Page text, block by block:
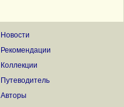
Новости
Рекомендации
Коллекции
Путеводитель
Авторы